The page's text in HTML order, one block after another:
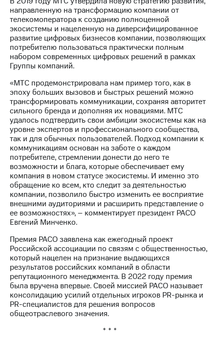
информации
Информация
акционерам
Документы
ПАО
"МТС"
Собрания
Личный
кабинет
акционера
Акционерный
капитал
Контроль
и
аудит
Рынок
акций
Описание
Программа
приобретения
Порядок
выкупа
Дивиденды
Рынок
облигаций
Описание
Еврооблигации-2023
Уведомление
о
погашении
направленную на трансформацию компании от
телекомоператора к созданию полноценной
экосистемы и нацеленную на диверсифицированное
развитие цифровых бизнесов компании, позволяющих
потребителю пользоваться практически полным
набором современных цифровых решений в рамках
Группы компаний.
«МТС продемонстрировала нам пример того, как в
эпоху больших вызовов и быстрых решений можно
трансформировать коммуникации, сохраняя авторитет
сильного бренда и дополняя их новациями. МТС
удалось подтвердить свои амбиции экосистемы как на
уровне экспертов и профессионального сообщества,
так и для обычных пользователей. Подход компании к
коммуникациям основан на заботе о каждом
потребителе, стремлении донести до него те
возможности и блага, которые обеспечивает ему
компания в новом статусе экосистемы. И именно это
обращение ко всем, кто следит за деятельностью
компании, позволило быстро изменить ее восприятие
внешними аудиториями и расширить представление о
ее возможностях», – комментирует президент РАСО
Евгений Минченко.
Премия РАСО заявлена как ежегодный проект
Российской ассоциации по связям с общественностью,
который нацелен на признание выдающихся
результатов российских компаний в области
репутационного менеджмента. В 2022 году премия
была вручена впервые. Своей миссией РАСО называет
консолидацию усилий отдельных игроков PR-рынка и
PR-специалистов для решения вопросов
общеотраслевого значения.
* * *